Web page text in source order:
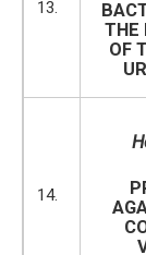
13.
THE
OF
14.